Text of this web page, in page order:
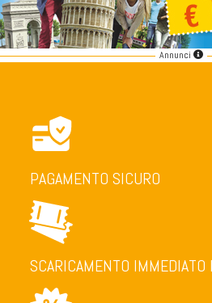
Annunci
PAGAMENTO SICURO
SCARICAMENTO